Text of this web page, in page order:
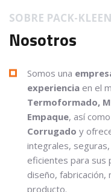
SOBRE PACK-KLEEN
Nosotros
Somos una
experiencia en el
Termoformado,
Empaque, así como
Corrugado y
integrales,
eficientes para sus
diseño, fabricación,
producto.